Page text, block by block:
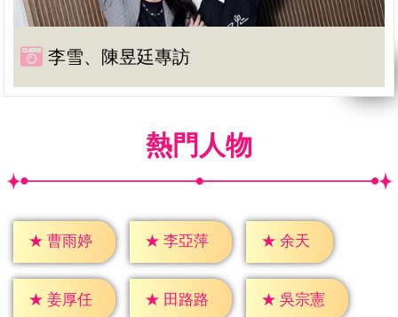
李雪、陳昱廷專訪
熱門人物
★ 曹雨婷 ★ 李亞萍 ★ 余天
★ 姜厚任 ★ 田路路 ★ 吳宗憲